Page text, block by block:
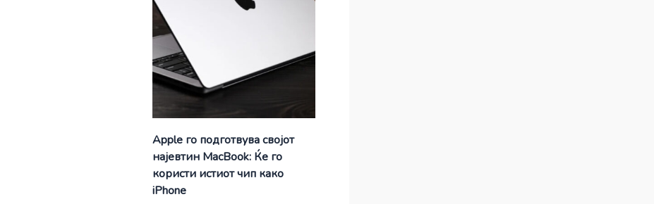
Apple го подготвува својот
најевтин MacBook: Ќе го
користи истиот чип како
iPhone